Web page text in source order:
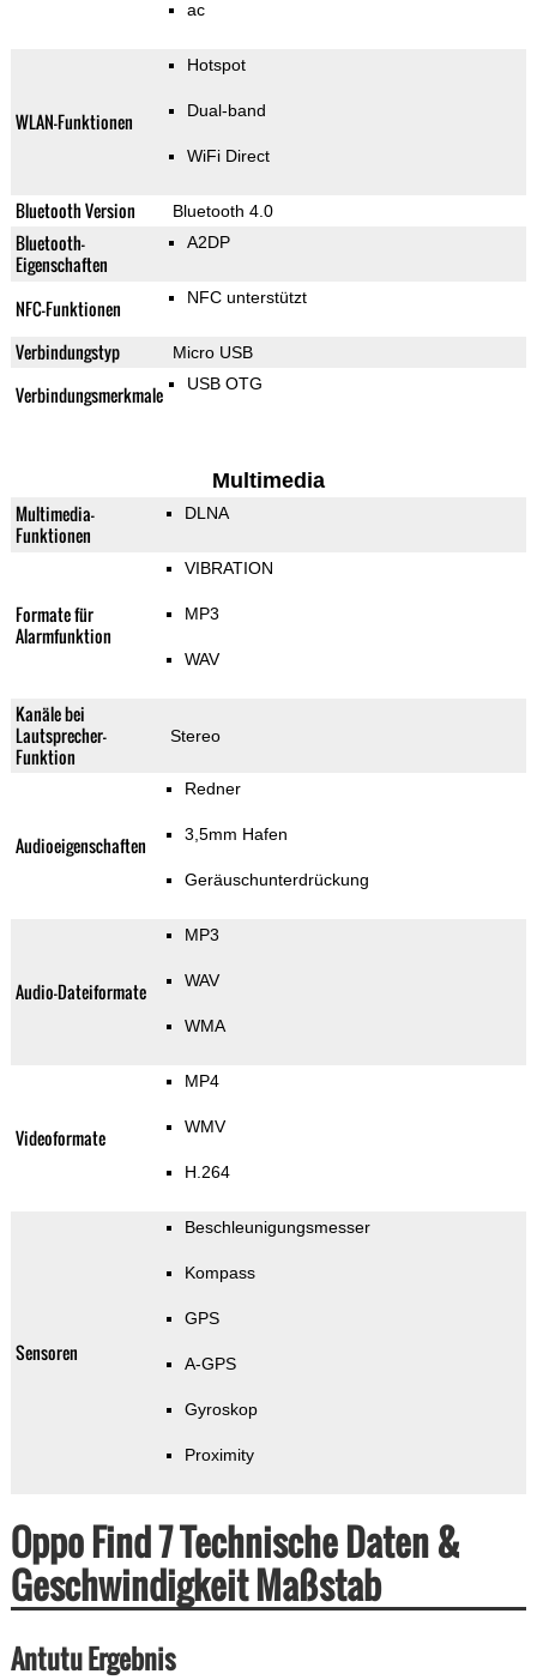
ac
WLAN-Funktionen
Hotspot
Dual-band
WiFi Direct
Bluetooth Version Bluetooth 4.0
Bluetooth-
Eigenschaften
A2DP
NFC-Funktionen NFC unterstützt
Verbindungstyp Micro USB
Verbindungsmerkmale USB OTG
Multimedia
Multimedia-
Funktionen
DLNA
Formate für
Alarmfunktion
VIBRATION
MP3
WAV
Kanäle bei
Lautsprecher-
Funktion
Stereo
Audioeigenschaften
Redner
3,5mm Hafen
Geräuschunterdrückung
Audio-Dateiformate
MP3
WAV
WMA
Videoformate
MP4
WMV
H.264
Sensoren
Beschleunigungsmesser
Kompass
GPS
A-GPS
Gyroskop
Proximity
Oppo Find 7 Technische Daten &
Geschwindigkeit Maßstab
Antutu Ergebnis